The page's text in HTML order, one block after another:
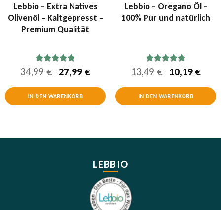
Lebbio – Extra Natives
Olivenöl – Kaltgepresst –
Premium Qualität
Bewertet
mit4.94
34,99€ Ursprünglicher
war:
34,99 €
27,99€Aktueller
ist:
27,99 €.
IN DEN WARENKORB
Lebbio – Oregano Öl –
100% Pur und natürlich
Bewertet
mit5.00
13,49€
war:
13,49 €
10,19€
ist:
IN DEN WARENKORB
€.
LEBBIO